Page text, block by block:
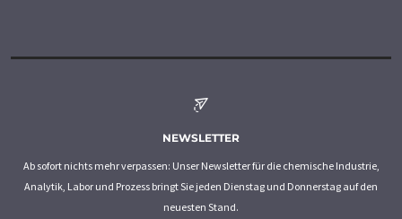
NEWSLETTER
Ab sofort nichts mehr verpassen: Unser Newsletter für die chemische Industrie,
Analytik, Labor und Prozess bringt Sie jeden Dienstag und Donnerstag auf den
neuesten Stand.